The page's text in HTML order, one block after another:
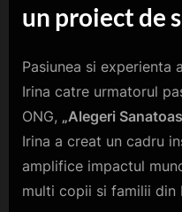
un proiect des
Pasiunea si experienta
Irina catre urmatorul
ONG, „Alegeri
Irina a creat un cadru
amplifice impactul
multi copii si familii din